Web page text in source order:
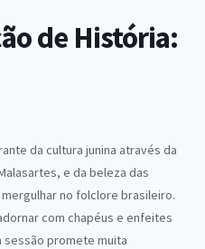
de História:
da cultura junina através da
e da beleza das
no folclore brasileiro.
com chapéus e enfeites
sessão promete muita